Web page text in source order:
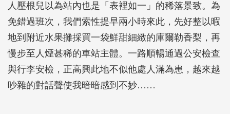
人壓根兒以為站內也是「表裡如一」的稀落景致。為
免錯過班次，我們索性提早兩小時來此，先好整以暇
地到附近水果攤採買一袋鮮甜細緻的庫爾勒香梨，再
慢步至人煙甚稀的車站主體。一路順暢通過公安檢查
與行李安檢，正高興此地不似他處人滿為患，越來越
吵雜的對話聲使我暗暗感到不妙……